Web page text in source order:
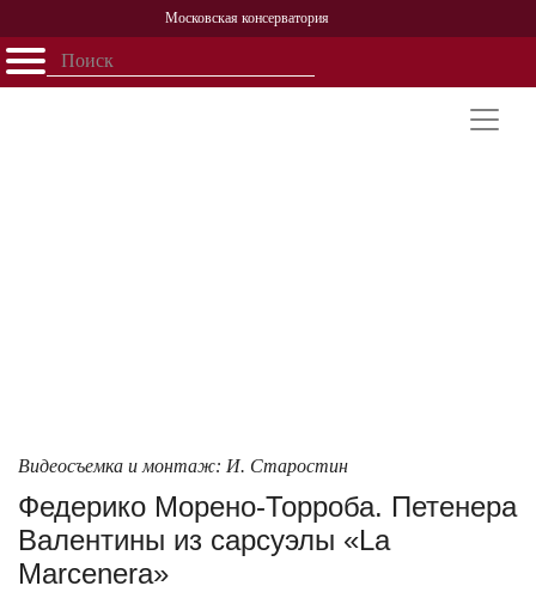
Московская консерватория
Открыть - закрыть
Персоналии
История
Видеосъемка и монтаж: И. Старостин
Федерико Морено-Торроба. Петенера
Валентины из сарсуэлы «La
Marcenera»